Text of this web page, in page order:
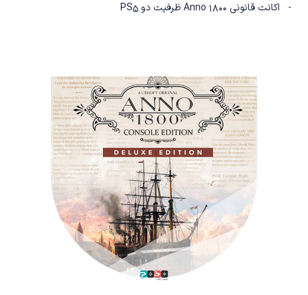
- اکانت قانونی Anno 1800 ظرفیت دو PS5